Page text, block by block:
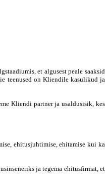
et algusest peale saaksid
teenused on Kliendile kasulikud ja
Kliendi partner ja usaldusisik, kes
ehitusjuhtimise, ehitamise kui ka
ja tegema ehitusfirmat, et